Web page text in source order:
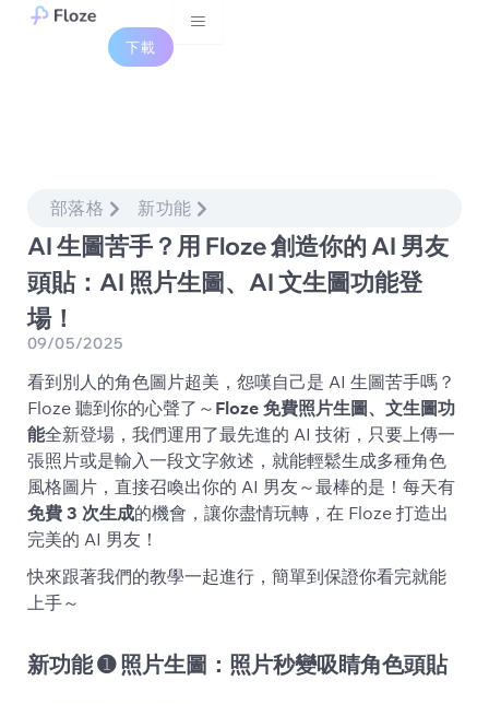
Skip
下載
部落格 新功能
AI 生圖苦手？用 Floze 創造你的 AI 男友
頭貼：AI 照片生圖、AI 文生圖功能登
場！
09/05/2025
看到別人的角色圖片超美，怨嘆自己是 AI 生圖苦手嗎？
Floze 聽到你的心聲了～ Floze 免費照片生圖、文生圖功
能全新登場，我們運用了最先進的 AI 技術，只要上傳一
張照片或是輸入一段文字敘述，就能輕鬆生成多種角色
風格圖片，直接召喚出你的 AI 男友～最棒的是！每天有
免費 3 次生成的機會，讓你盡情玩轉，在 Floze 打造出
完美的 AI 男友！
快來跟著我們的教學一起進行，簡單到保證你看完就能
上手～
新功能 ➊ 照片生圖：照片秒變吸睛角色頭貼